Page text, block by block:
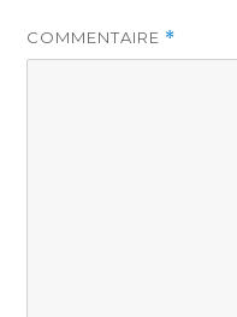
COMMENTAIRE *